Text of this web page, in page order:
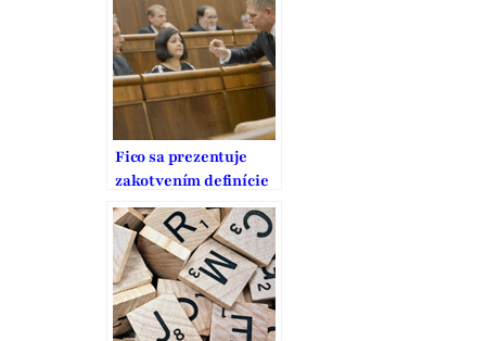
či Kaník? A čo radia
KDH? (anketa)
Fico sa prezentuje
zakotvením definície
manželstva v ústave,
opak je však pravdou